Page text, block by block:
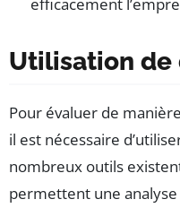
efficacement
Utilisation de
Pour évaluer de
il est nécessaire
nombreux outils
permettent une